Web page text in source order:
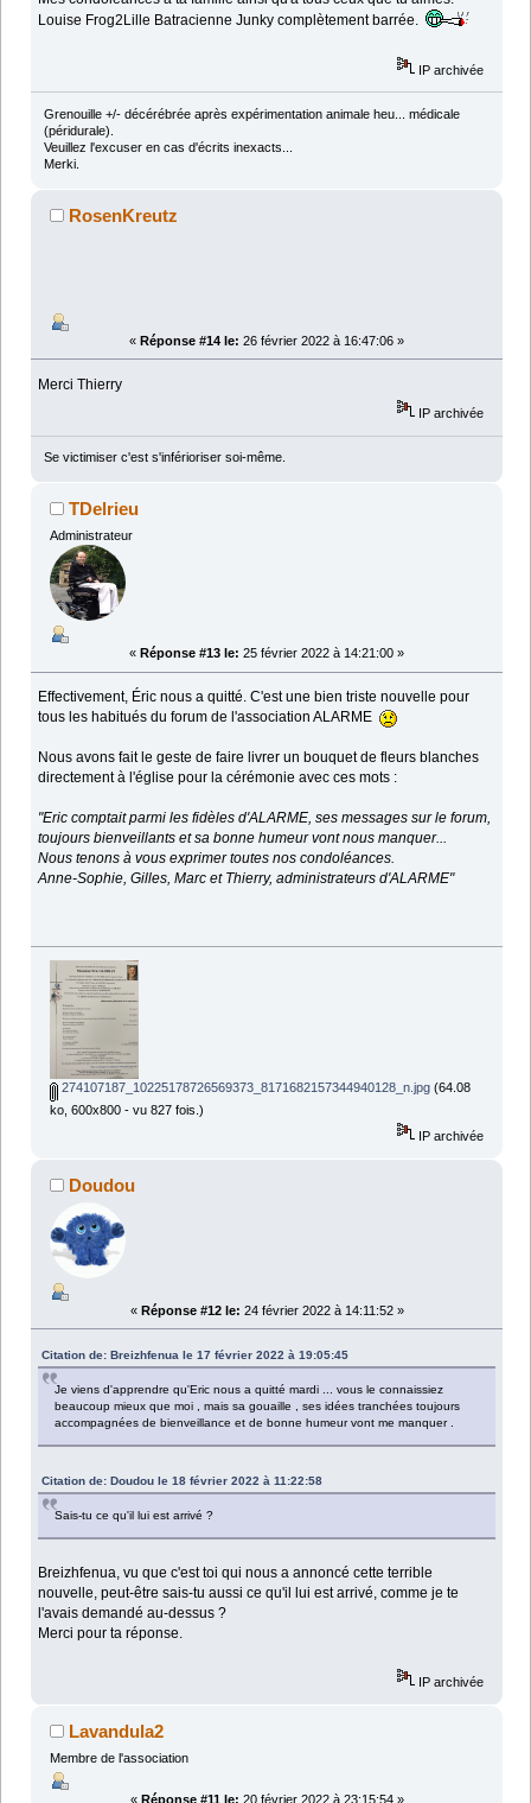
Louise Frog2Lille Batracienne Junky complètement barrée.
IP archivée
Grenouille +/- décérébrée après expérimentation animale heu... médicale
(péridurale).
Veuillez l'excuser en cas d'écrits inexacts...
Merki.
RosenKreutz
« Réponse #14 le: 26 février 2022 à 16:47:06 »
Merci Thierry
IP archivée
Se victimiser c'est s'inférioriser soi-même.
TDelrieu
Administrateur
« Réponse #13 le: 25 février 2022 à 14:21:00 »
Effectivement, Éric nous a quitté. C'est une bien triste nouvelle pour
tous les habitués du forum de l'association ALARME
Nous avons fait le geste de faire livrer un bouquet de fleurs blanches
directement à l'église pour la cérémonie avec ces mots :
"Eric comptait parmi les fidèles d'ALARME, ses messages sur le forum,
toujours bienveillants et sa bonne humeur vont nous manquer...
Nous tenons à vous exprimer toutes nos condoléances.
Anne-Sophie, Gilles, Marc et Thierry, administrateurs d'ALARME"
274107187_10225178726569373_8171682157344940128_n.jpg(64.08
ko, 600x800 - vu 827 fois.)
IP archivée
Doudou
« Réponse #12 le: 24 février 2022 à 14:11:52 »
Citation de: Breizhfenua le 17 février 2022 à 19:05:45
Je viens d'apprendre qu'Eric nous a quitté mardi ... vous le connaissiez
beaucoup mieux que moi , mais sa gouaille , ses idées tranchées toujours
accompagnées de bienveillance et de bonne humeur vont me manquer .
Citation de: Doudou le 18 février 2022 à 11:22:58
Sais-tu ce qu'il lui est arrivé ?
Breizhfenua, vu que c'est toi qui nous a annoncé cette terrible
nouvelle, peut-être sais-tu aussi ce qu'il lui est arrivé, comme je te
l'avais demandé au-dessus ?
Merci pour ta réponse.
IP archivée
Lavandula2
Membre de l'association
« Réponse #11 le: 20 février 2022 à 23:15:54 »